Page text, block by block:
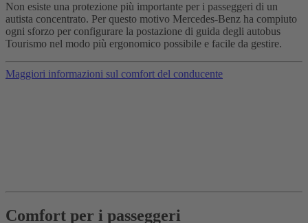
Non esiste una protezione più importante per i passeggeri di un
autista concentrato. Per questo motivo Mercedes-Benz ha compiuto
ogni sforzo per configurare la postazione di guida degli autobus
Tourismo nel modo più ergonomico possibile e facile da gestire.
Maggiori informazioni sul comfort del conducente
Comfort per i passeggeri